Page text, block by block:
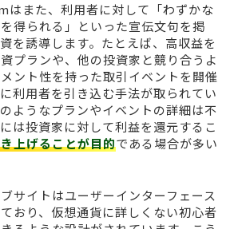
また、利用者に対して「わずかな
得られる」といった宣伝文句を掲
を誘導します。たとえば、高収益を
プランや、他の投資家と競り合うよ
ント性を持った取引イベントを開催
利用者を引き込む手法が取られてい
ようなプランやイベントの詳細は不
は投資家に対して利益を還元するこ
上げることが目的である場合が多い
サイトはユーザーインターフェース
おり、仮想通貨に詳しくない初心者